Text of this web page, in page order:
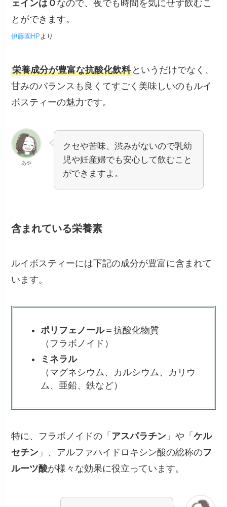
ェインは０ なので、夜でも時間を気にせず飲むこ
とができます。
伊藤園HP より
栄養成分が豊富な抗酸化飲料 というだけでなく、
甘みのバランスも良くてすごく美味しいのもルイ
ボスティーの魅力です。
あや
クセや苦味、渋みがないので乳幼
児や妊産婦でも安心して飲むこと
ができますよ。
含まれている栄養素
ルイボスティーには下記の成分が豊富に含まれて
います。
ポリフェノール＝抗酸化物質
（フラボノイド）
ミネラル
（マグネシウム、カルシウム、カリウ
ム、亜鉛、鉄など）
特に、フラボノイドの「 アスパラチン 」や「ケル
セチン 」、アルファハイドロキシン酸の総称のフ
ルーツ酸が様々な効果に役立っています。